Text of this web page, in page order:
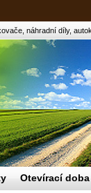
náhradní díly,
Otevírací doba